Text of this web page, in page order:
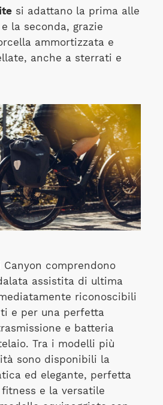
si adattano la prima alle
la seconda, grazie
ammortizzata e
anche a sterrati e
comprendono
assistita di ultima
riconoscibili
e per una perfetta
e batteria
Tra i modelli più
sono disponibili la
ed elegante, perfetta
e la versatile